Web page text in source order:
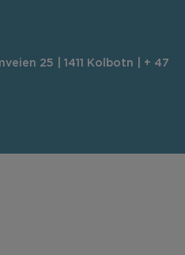
25 | 1411 Kolbotn | + 47